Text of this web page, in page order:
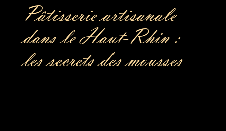
Pâtisserie artisanale
dans le Haut-Rhin :
les secrets des mousses